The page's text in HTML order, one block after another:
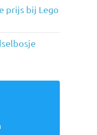
prijs bij Lego